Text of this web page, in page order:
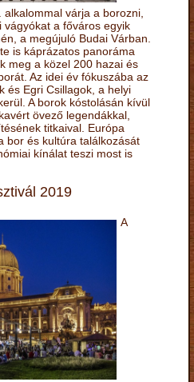
alkalommal várja a borozni,
vágyókat a főváros egyik
a megújuló Budai Várban.
is káprázatos panoráma
meg a közel 200 hazai és
Az idei év fókuszába az
és Egri Csillagok, a helyi
A borok kóstolásán kívül
övező legendákkal,
titkaival. Európa
bor és kultúra találkozását
kínálat teszi most is
2019
A